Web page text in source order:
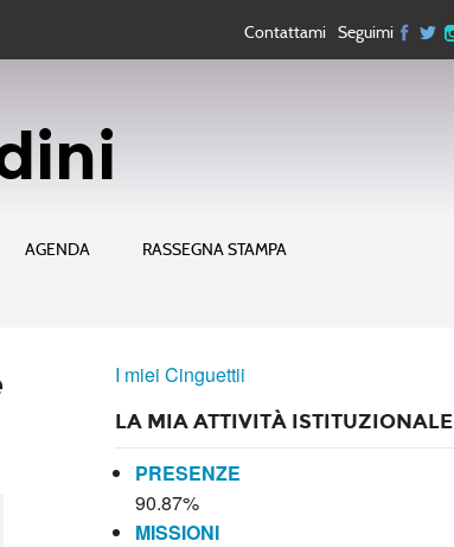
Contattami Seguimi
AGENDA RASSEGNA STAMPA
I miei Cinguettii
LA MIA ATTIVITÀ ISTITUZIONALE
PRESENZE
90.87%
MISSIONI